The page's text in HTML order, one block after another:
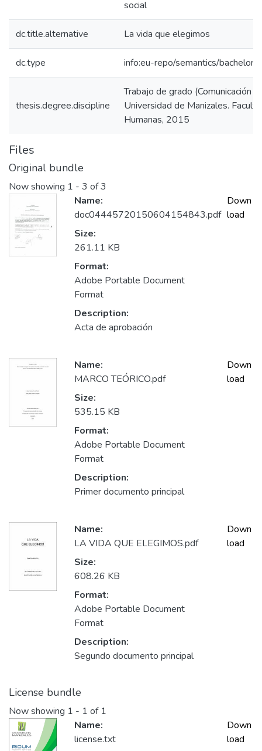
social
dc.title.alternative La vida que elegimos
dc.type info:eu-repo/semantics/
thesis.degree.discipline
Trabajo de grado (Comunicación
Universidad de Manizales.
Humanas, 2015
Files
Original bundle
Now showing 1 - 3 of 3
Name:
doc04445720150604154843.pdf
Size:
261.11 KB
Format:
Adobe Portable Document
Format
Description:
Acta de aprobación
Down
load
Name:
MARCO TEÓRICO.pdf
Size:
535.15 KB
Format:
Adobe Portable Document
Format
Description:
Primer documento principal
Down
load
Name:
LA VIDA QUE ELEGIMOS.pdf
Size:
608.26 KB
Format:
Adobe Portable Document
Format
Description:
Segundo documento principal
Down
load
License bundle
Now showing 1 - 1 of 1
Name:
license.txt
Down
load